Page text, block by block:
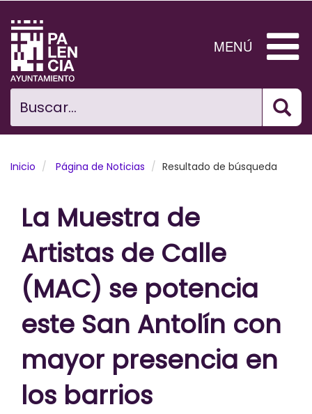
contenido
principal
Buscar...
MENÚ
Ciudad
El Ayuntamiento
Noticias
Areas municipales
Tramita
Inicio Página de Noticias Resultado de búsqueda
La Muestra de
Artistas de Calle
(MAC) se potencia
este San Antolín con
mayor presencia en
los barrios